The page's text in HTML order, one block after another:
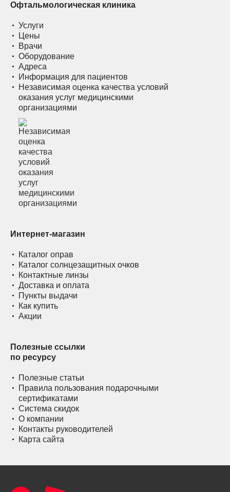
Офтальмологическая клиника
Услуги
Цены
Врачи
Оборудование
Адреса
Информация для пациентов
Независимая оценка качества условий
оказания услуг медицинскими
организациями
Интернет-магазин
Каталог оправ
Каталог солнцезащитных очков
Контактные линзы
Доставка и оплата
Пункты выдачи
Как купить
Акции
Полезные ссылки
по ресурсу
Полезные статьи
Правила пользования подарочными
сертификатами
Система скидок
О компании
Контакты руководителей
Карта сайта